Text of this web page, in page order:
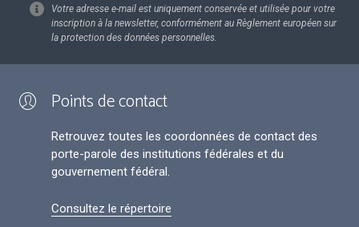
Votre adresse e-mail est uniquement conservée et utilisée pour votre
inscription à la newsletter, conformément au Règlement européen sur
la protection des données personnelles.
Points de contact
Retrouvez toutes les coordonnées de contact des
porte-parole des institutions fédérales et du
gouvernement fédéral.
Consultez le répertoire